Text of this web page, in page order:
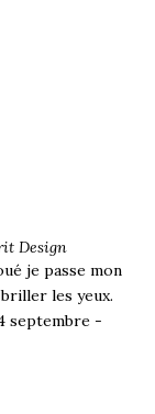
Design
je passe mon
les yeux.
septembre -